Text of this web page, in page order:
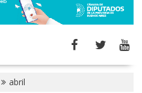
abril